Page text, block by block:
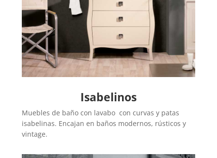
Isabelinos
Muebles de baño con lavabo con curvas y patas
isabelinas. Encajan en baños modernos, rústicos y
vintage.